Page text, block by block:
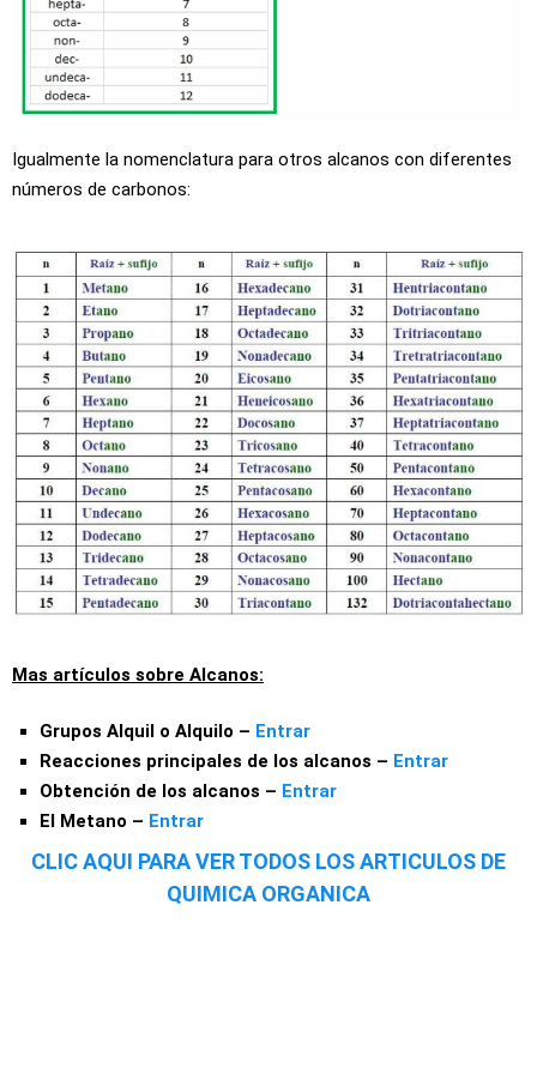
Igualmente la nomenclatura para otros alcanos con diferentes
números de carbonos:
Mas artículos sobre Alcanos:
Grupos Alquil o Alquilo – Entrar
Reacciones principales de los alcanos – Entrar
Obtención de los alcanos – Entrar
El Metano – Entrar
CLIC AQUI PARA VER TODOS LOS ARTICULOS DE
QUIMICA ORGANICA